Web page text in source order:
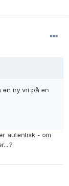
en ny vri på en
autentisk - om